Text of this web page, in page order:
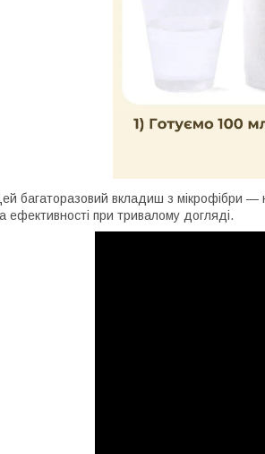
багаторазовий вкладиш з мікрофібри —
ефективності при тривалому догляді.